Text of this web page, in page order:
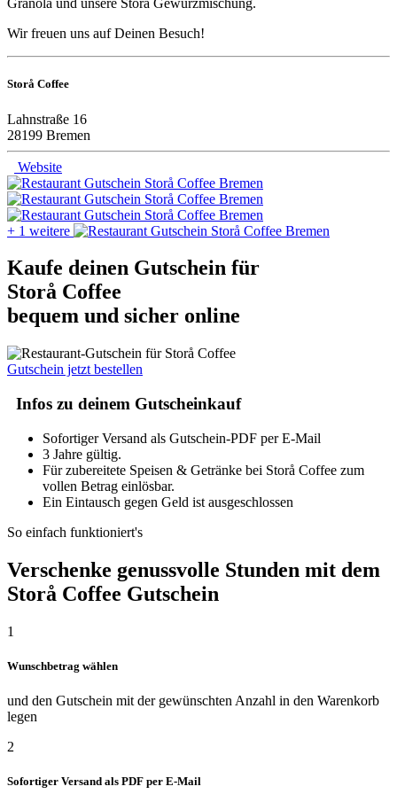
Granola und unsere Storå Gewürzmischung.
Wir freuen uns auf Deinen Besuch!
Storå Coffee
Lahnstraße 16
28199 Bremen
Website
+ 1 weitere
Kaufe deinen Gutschein für
Storå Coffee
bequem und sicher online
Gutschein jetzt bestellen
Infos zu deinem Gutscheinkauf
Sofortiger Versand als Gutschein-PDF per E-Mail
3 Jahre gültig.
Für zubereitete Speisen & Getränke bei Storå Coffee zum
vollen Betrag einlösbar.
Ein Eintausch gegen Geld ist ausgeschlossen
So einfach funktioniert's
Verschenke genussvolle Stunden mit dem
Storå Coffee Gutschein
1
Wunschbetrag wählen
und den Gutschein mit der gewünschten Anzahl in den Warenkorb
legen
2
Sofortiger Versand als PDF per E-Mail